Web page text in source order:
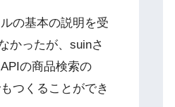
の基本の説明を受
かったが、suinさ
の商品検索の
つくることができ